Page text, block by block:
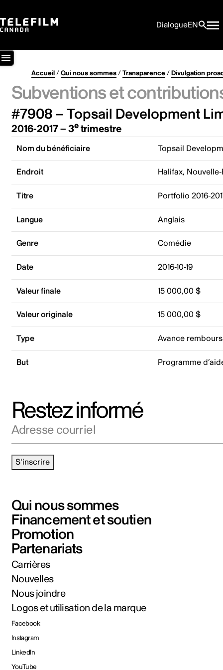
DialogueEN
Accueil/Qui nous sommes/Transparence/Divulgation
Subventions et
#7908 – Topsail Development
2016-2017 – 3etrimestre
Nom du bénéficiaire Topsail
Endroit Halifax,
Titre Portfolio 2016-
Langue Anglais
Genre Comédie
Date 2016-10-19
Valeur finale 15 000,00 $
Valeur originale 15 000,00 $
Type Avance
But Programme
Restez informé
S'inscrire
Qui nous sommes
Financement et soutien
Promotion
Partenariats
Carrières
Nouvelles
Nous joindre
Logos et utilisation de la marque
Facebook
Instagram
LinkedIn
YouTube